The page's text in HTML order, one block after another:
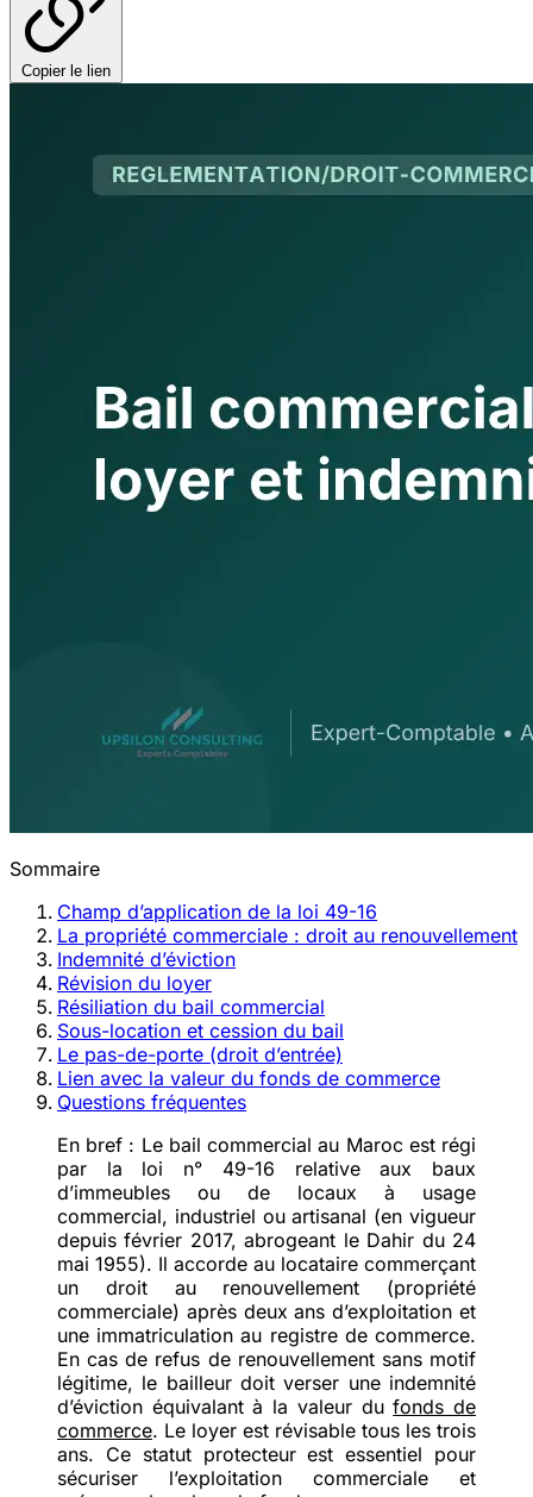
Copier le lien
Sommaire
Champ d’application de la loi 49-16
La propriété commerciale : droit au renouvellement
Indemnité d’éviction
Révision du loyer
Résiliation du bail commercial
Sous-location et cession du bail
Le pas-de-porte (droit d’entrée)
Lien avec la valeur du fonds de commerce
Questions fréquentes
En bref : Le bail commercial au Maroc est régi
par la loi n° 49-16 relative aux baux
d’immeubles ou de locaux à usage
commercial, industriel ou artisanal (en vigueur
depuis février 2017, abrogeant le Dahir du 24
mai 1955). Il accorde au locataire commerçant
un droit au renouvellement (propriété
commerciale) après deux ans d’exploitation et
une immatriculation au registre de commerce.
En cas de refus de renouvellement sans motif
légitime, le bailleur doit verser une indemnité
d’éviction équivalant à la valeur dufonds de
commerce. Le loyer est révisable tous les trois
ans. Ce statut protecteur est essentiel pour
sécuriser l’exploitation commerciale et